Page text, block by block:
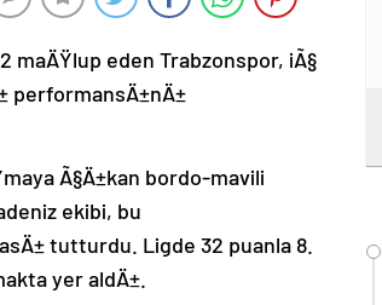
maÄŸlup eden Trabzonspor, iÃ§
performansÄ±nÄ±
Ã§Ä±kan bordo-mavili
ekibi, bu
tutturdu. Ligde 32 puanla 8.
yer aldÄ±.